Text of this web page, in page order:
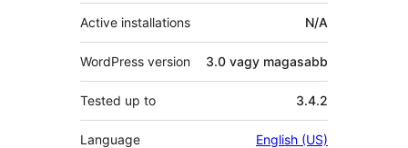
Active installations N/A
WordPress version 3.0 vagy magasabb
Tested up to 3.4.2
Language English (US)